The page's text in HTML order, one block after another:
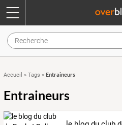
Accueil » Tags » Entraineurs
Entraineurs